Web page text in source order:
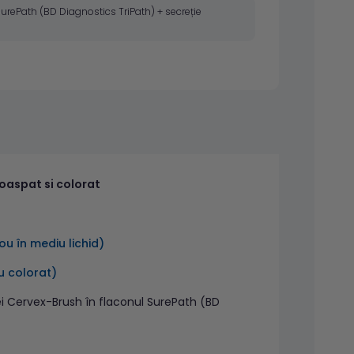
(BD Diagnostics TriPath) + secreție
si colorat
în mediu lichid)
colorat)
Brush în flaconul SurePath (BD